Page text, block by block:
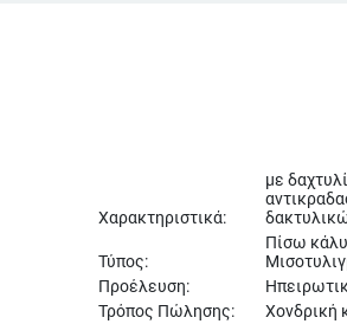
Χαρακτηριστικά:
με
Τύπος:
Πίσω
Προέλευση:
Τρόπος Πώλησης:
Χονδρική